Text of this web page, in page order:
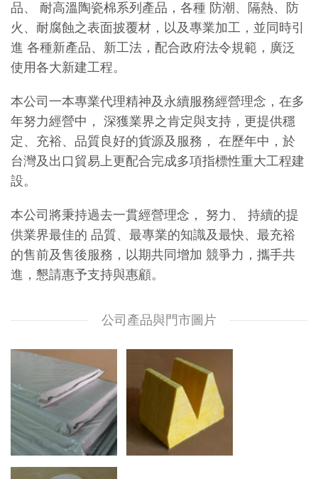
品、 耐高溫陶瓷棉系列產品，各種 防潮、隔熱、防
火、耐腐蝕之表面披覆材，以及專業加工，並同時引
進 各種新產品、新工法，配合政府法令規範，廣泛
使用各大新建工程。
本公司一本專業代理精神及永續服務經營理念，在多
年努力經營中， 深獲業界之肯定與支持，更提供穩
定、充裕、品質良好的貨源及服務， 在歷年中，於
台灣及出口貿易上更配合完成多項指標性重大工程建
設。
本公司將秉持過去一貫經營理念， 努力、 持續的提
供業界最佳的 品質、最專業的知識及最快、最充裕
的售前及售後服務，以期共同增加 競爭力，攜手共
進，懇請惠予支持與惠顧。
公司產品與門市圖片